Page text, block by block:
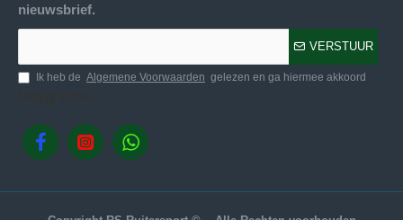
nieuwsbrief.
VERSTUUR
Ik heb de Algemene Voorwaarden gelezen en ga hiermee akkoord